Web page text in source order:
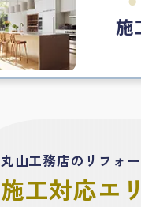
施
丸山工務店のリフォ
施工対応エ